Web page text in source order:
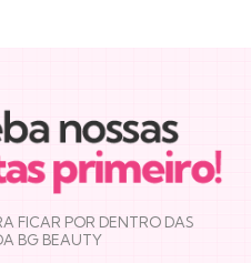
FICAR POR DENTRO DAS
BG BEAUTY